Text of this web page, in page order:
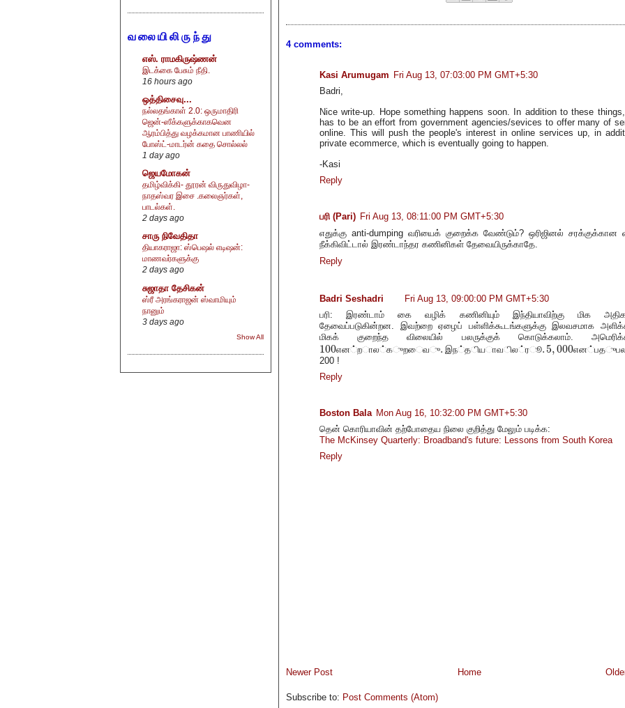
வலையிலிருந்து
எஸ். ராமகிருஷ்ணன்
இடக்கை பேசும் நீதி.
16 hours ago
ஒத்திசைவு...
நல்லதங்காள் 2.0: ஒருமாதிரி
ஜென்-ஸீக்களுக்காகவென
ஆரம்பித்து வழக்கமான பாணியில்
போஸ்ட்-மாடர்ன் கதை சொல்லல்
1 day ago
ஜெயமோகன்
தமிழ்விக்கி- தூரன் விருதுவிழா-
நாதஸ்வர இசை .கலைஞர்கள்,
பாடல்கள்.
2 days ago
சாரு நிவேதிதா
தியாகராஜா: ஸ்பெஷல் எடிஷன்:
மாணவர்களுக்கு
2 days ago
சுஜாதா தேசிகன்
ஸ்ரீ அரங்கராஜன் ஸ்வாமியும்
நானும்
3 days ago
Show All
4 comments:
Kasi Arumugam Fri Aug 13, 07:03:00 PM GMT+5:30
Badri,
Nice write-up. Hope something happens soon. In addition to these
has to be an effort from government agencies/sevices to offer many of
online. This will push the people's interest in online services up, in
private ecommerce, which is eventually going to happen.
-Kasi
Reply
பரி (Pari) Fri Aug 13, 08:11:00 PM GMT+5:30
எதுக்கு anti-dumping வரியைக் குறைக்க வேண்டும்? ஒரிஜினல் சரக்குக்கான
நீக்கிவிட்டால் இரண்டாந்தர கணினிகள் தேவையிருக்காதே.
Reply
Badri Seshadri
Fri Aug 13, 09:00:00 PM GMT+5:30
பரி: இரண்டாம் கை வழிக் கணினியும் இந்தியாவிற்கு மிக
தேவைப்படுகின்றன. இவற்றை ஏழைப் பள்ளிக்கூடங்களுக்கு இலவசமாக
மிகக் குறைந்த விலையில் பலருக்குக் கொடுக்கலாம்.
100என்றால்குறைவு. இந்தியாவில்ரூ.5,000என்பதுப
100எனறலகறவ.இநதயவலர.5,000எனபதபலரககஇரணடமதசசமபளமஅல
200 !
Reply
Boston Bala Mon Aug 16, 10:32:00 PM GMT+5:30
தென் கொரியாவின் தற்போதைய நிலை குறித்து மேலும் படிக்க:
The McKinsey Quarterly: Broadband's future: Lessons from South Korea
Reply
Newer Post Home
Subscribe to: Post Comments (Atom)